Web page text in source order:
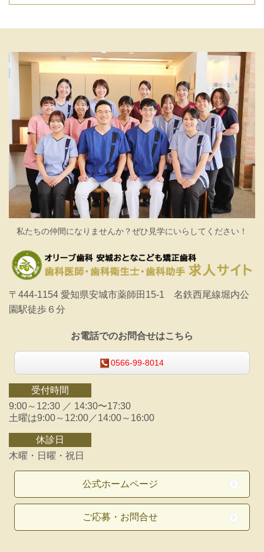
私たちの仲間になりませんか？ぜひ見学にいらしてください！
〒444-1154 愛知県安城市薬師田15-1 名鉄西尾線堀内公
園駅徒歩６分
お電話でのお問合せはこちら
0566-99-8014
受付時間
9:00～12:30 ／ 14:30〜17:30
土曜は9:00～12:00／14:00～16:00
休診日
木曜・日曜・祝日
公式ホームページ
ご応募・お問合せ